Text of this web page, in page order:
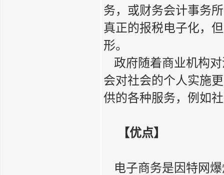
务，或财务会计事务
真正的报税电子化，
形。
政府随着商业机构
会对社会的个人实施
供的各种服务，例如
【优点】
电子商务是因特网